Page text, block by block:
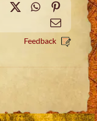
Facebook
X WhatsApp
Email
Feedback